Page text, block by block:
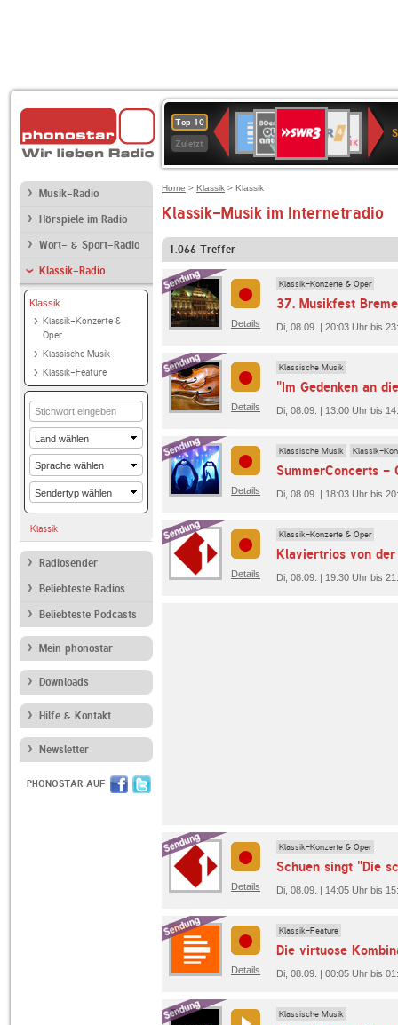
Top 10
Zuletzt
Deutschlandfunk
80er
90er
OLDIE
ANTENNE
4
KLASSIK
SWR
Kultur
NDR
2
Musik-Radio
Hörspiele im Radio
Wort- & Sport-Radio
Klassik-Radio
Klassik
Klassik-Konzerte &
Oper
Klassische Musik
Klassik-Feature
Klassik
Radiosender
Beliebteste Radios
Beliebteste Podcasts
Mein phonostar
Downloads
Hilfe & Kontakt
Newsletter
PHONOSTAR AUF
Home > Klassik > Klassik
Klassik-Musik im Internetradio
1.066 Treffer
Details
Klassik-Konzerte & Oper
37. Musikfest
Di, 08.09. | 20:03 Uhr bis
Details
Klassische Musik
Di, 08.09. | 13:00 Uhr bis
Details
Klassische Musik Klassik-
Di, 08.09. | 18:03 Uhr bis
Details
Klassik-Konzerte & Oper
Di, 08.09. | 19:30 Uhr bis
Details
Klassik-Konzerte & Oper
Di, 08.09. | 14:05 Uhr bis
Details
Klassik-Feature
Die virtuose
Di, 08.09. | 00:05 Uhr bis
Klassische Musik